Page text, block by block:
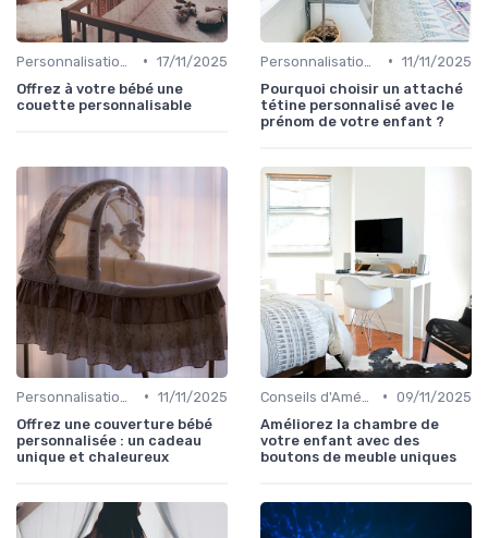
• 17/11/2025
Offrez à votre bébé une
couette personnalisable
• 11/11/2025
Pourquoi choisir un attaché
tétine personnalisé avec le
prénom de votre enfant ?
• 11/11/2025
Offrez une couverture bébé
personnalisée : un cadeau
unique et chaleureux
• 09/11/2025
Améliorez la chambre de
votre enfant avec des
boutons de meuble uniques